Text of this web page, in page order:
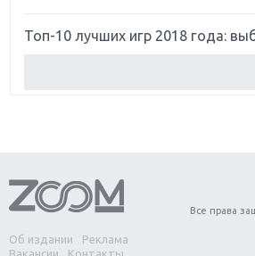
Топ-10 лучших игр 2018 года:
Обзор игры Forza Horizon 4:
Две важных новинки для
Об издании
Реклама
Вакансии
Контакты
Все права